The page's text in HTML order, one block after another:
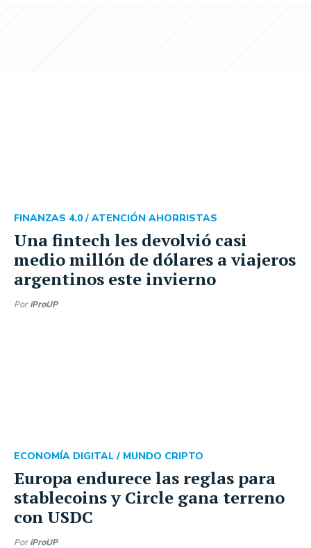
Una fintech les devolvió casi
medio millón de dólares a viajeros
argentinos este invierno
FINANZAS 4.0 / ATENCIÓN AHORRISTAS
Por iProUP
Europa endurece las reglas para
stablecoins y Circle gana terreno
con USDC
ECONOMÍA DIGITAL / MUNDO CRIPTO
Por iProUP